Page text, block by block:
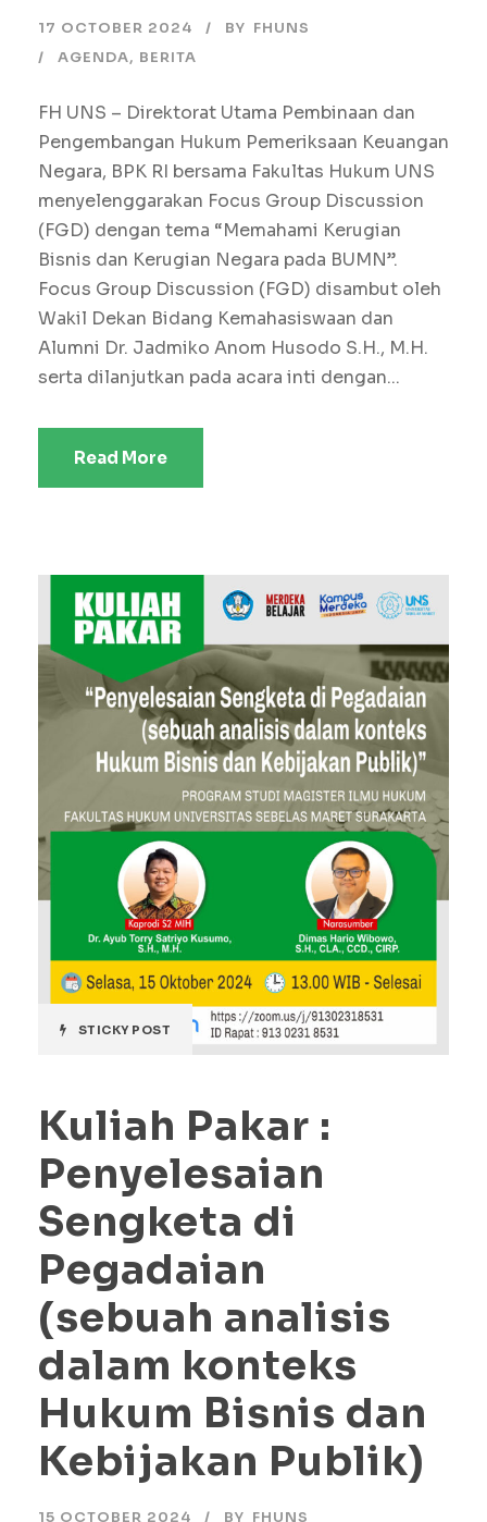
17 OCTOBER 2024 BY FHUNS
AGENDA, BERITA
FH UNS – Direktorat Utama Pembinaan dan
Pengembangan Hukum Pemeriksaan Keuangan
Negara, BPK RI bersama Fakultas Hukum UNS
menyelenggarakan Focus Group Discussion
(FGD) dengan tema “Memahami Kerugian
Bisnis dan Kerugian Negara pada BUMN”.
Focus Group Discussion (FGD) disambut oleh
Wakil Dekan Bidang Kemahasiswaan dan
Alumni Dr. Jadmiko Anom Husodo S.H., M.H.
serta dilanjutkan pada acara inti dengan...
Read More
STICKY POST
Kuliah Pakar :
Penyelesaian
Sengketa di
Pegadaian
(sebuah analisis
dalam konteks
Hukum Bisnis dan
Kebijakan Publik)
15 OCTOBER 2024 BY FHUNS